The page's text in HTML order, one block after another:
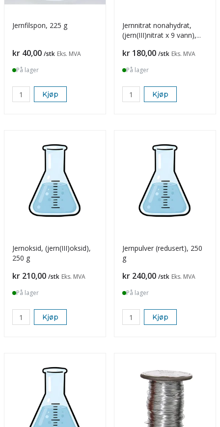
Jernfilspon, 225 g
Pris
kr 40,00 /stk Eks. MVA
På lager
Kjøp
Jernnitrat nonahydrat,
(jern(III)nitrat x 9 vann),
Pris
kr 180,00 /stk Eks. MVA
På lager
Kjøp
Jernoksid, (jern(III)oksid),
250 g
Pris
kr 210,00 /stk Eks. MVA
På lager
Kjøp
Jernpulver (redusert), 250
g
Pris
kr 240,00 /stk Eks. MVA
På lager
Kjøp